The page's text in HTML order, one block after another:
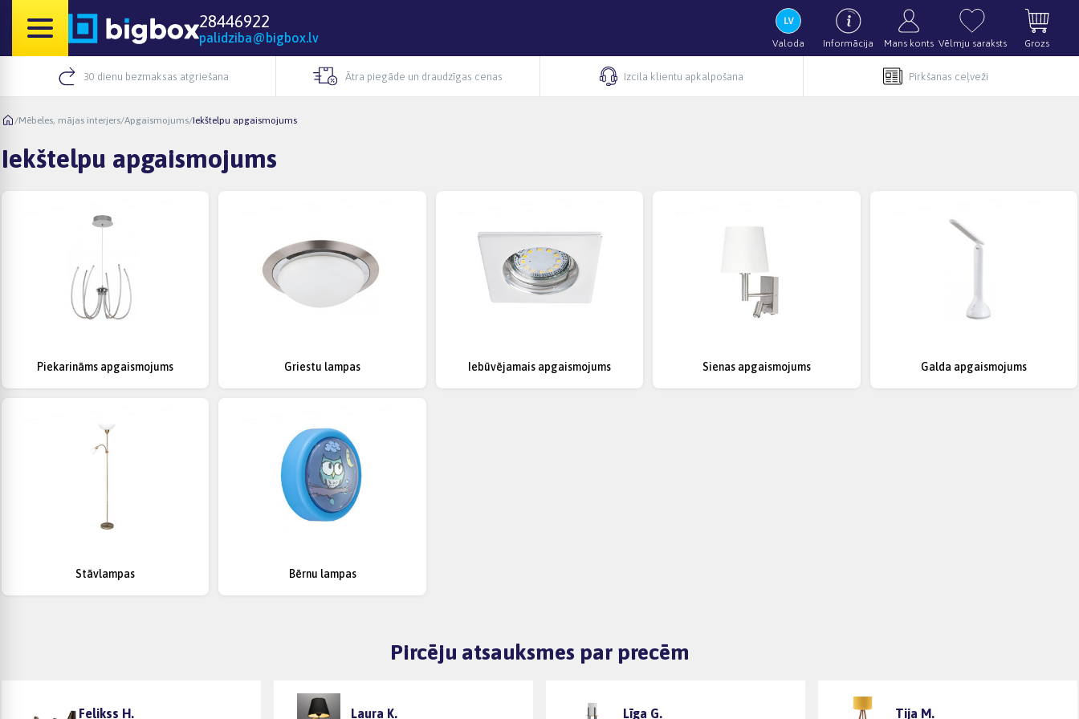
28446922
palidziba@bigbox.lv Valoda Informācija Mans konts Vēlmju saraksts Grozs
30 dienu bezmaksas atgriešana Ātra piegāde un draudzīgas cenas Izcila klientu apkalpošana Pirkšanas ceļveži
/Mēbeles, mājas interjers/Apgaismojums/Iekštelpu apgaismojums
Iekštelpu apgaismojums
Piekarināms apgaismojums Griestu lampas Iebūvējamais apgaismojums Sienas apgaismojums Galda apgaismojums
Stāvlampas Bērnu lampas
Pircēju atsauksmes par precēm
Felikss H. Laura K. Līga G. Tija M.